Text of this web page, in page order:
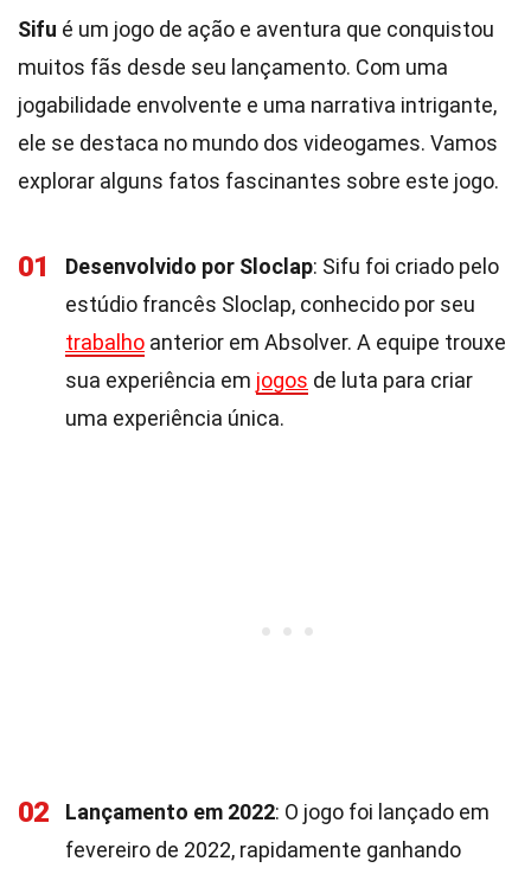
Sifu é um jogo de ação e aventura que conquistou
muitos fãs desde seu lançamento. Com uma
jogabilidade envolvente e uma narrativa intrigante,
ele se destaca no mundo dos videogames. Vamos
explorar alguns fatos fascinantes sobre este jogo.
01 Desenvolvido por Sloclap: Sifu foi criado pelo
estúdio francês Sloclap, conhecido por seu
trabalho anterior em Absolver. A equipe trouxe
sua experiência em jogos de luta para criar
uma experiência única.
02 Lançamento em 2022: O jogo foi lançado em
fevereiro de 2022, rapidamente ganhando